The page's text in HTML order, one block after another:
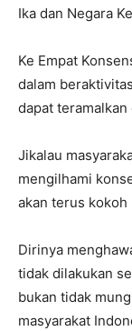
Ika dan Negara
Ke Empat
dalam
dapat
Jikalau
mengilhami
akan terus kokoh
Dirinya
tidak dilakukan
bukan tidak
masyarakat